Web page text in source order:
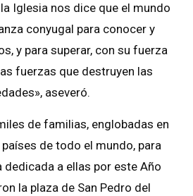
Iglesia nos dice que el mundo
conyugal para conocer y
y para superar, con su fuerza
fuerzas que destruyen las
aseveró.
de familias, englobadas en
de todo el mundo, para
a ellas por este Año
la plaza de San Pedro del